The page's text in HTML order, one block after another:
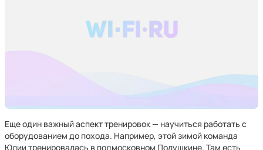
Еще один важный аспект тренировок — научиться работать с
оборудованием до похода. Например, этой зимой команда
Юлии тренировалась в подмосковном Полушкине. Там есть